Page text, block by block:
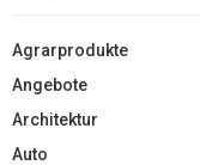
Agrarprodukte
Angebote
Architektur
Auto